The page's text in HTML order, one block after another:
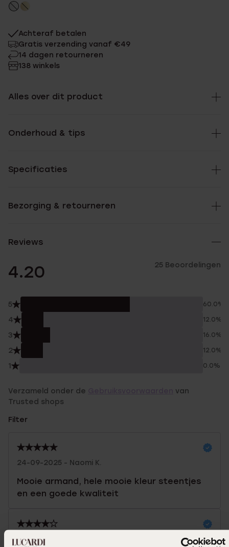
Achteraf betalen
Gratis verzending vanaf €49
14 dagen retourneren
138 winkels
Alles over dit product
Onderhoud & tips
Specificaties
Bezorging & retourneren
Reviews
4.20 25 Beoordelingen
5 60.0%
4 12.0%
3 16.0%
2 12.0%
1 0.0%
Verzameld onder de
van
Trusted shops
Filter
24-09-2025 - Naomi K.
Mooie armand, hele mooie kleur steentjes
en een goede kwaliteit
25-05-2024 - Bridget W.